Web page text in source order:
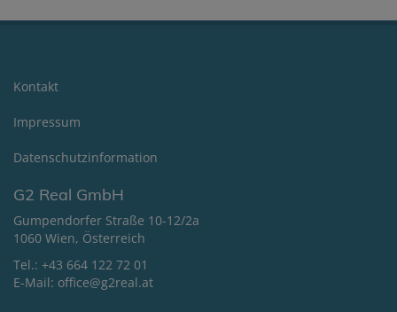
Kontakt
Impressum
Datenschutzinformation
G2 Real GmbH
Gumpendorfer Straße 10-12/2a
1060 Wien, Österreich
Tel.: +43 664 122 72 01
E-Mail: office@g2real.at